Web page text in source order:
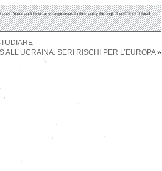
. You can follow any responses to this entry through theRSS 2.0feed.
SERI RISCHI PER L’EUROPA»